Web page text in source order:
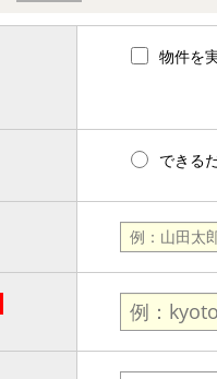
物件を
できる